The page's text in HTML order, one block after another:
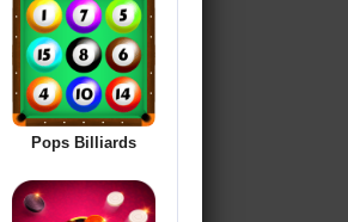
Pops Billiards